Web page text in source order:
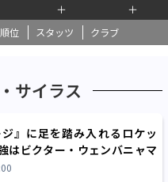
＋ ＋
順位 スタッツ クラブ
サイラス
ジ』に足を踏み入れるロケッ
はビクター・ウェンバニャマ
デン!?